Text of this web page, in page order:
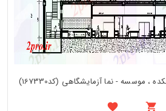
، موسسه - نما آزمایشگاهی (کد167330)